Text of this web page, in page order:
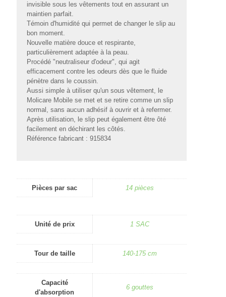
invisible sous les vêtements tout en assurant un
maintien parfait.
Témoin d'humidité qui permet de changer le slip au
bon moment.
Nouvelle matière douce et respirante,
particulièrement adaptée à la peau.
Procédé "neutraliseur d'odeur", qui agit
efficacement contre les odeurs dès que le fluide
pénètre dans le coussin.
Aussi simple à utiliser qu'un sous vêtement, le
Molicare Mobile se met et se retire comme un slip
normal, sans aucun adhésif à ouvrir et à refermer.
Après utilisation, le slip peut également être ôté
facilement en déchirant les côtés.
Référence fabricant : 915834
Pièces par sac 14 pièces
Unité de prix 1 SAC
Tour de taille 140-175 cm
Capacité
d'absorption
6 gouttes